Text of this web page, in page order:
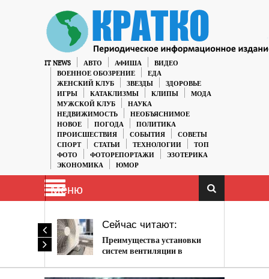
IT NEWS АВТО АФИША
ВИДЕО
ВОЕННОЕ ОБОЗРЕНИЕ
ЕДА
ЖЕНСКИЙ КЛУБ
ЗВЕЗДЫ
ЗДОРОВЬЕ
ИГРЫ
КАТАКЛИЗМЫ КЛИПЫ
МОДА
МУЖСКОЙ КЛУБ
НАУКА
НЕДВИЖИМОСТЬ
НЕОБЪЯСНИМОЕ
НОВОЕ
ПОГОДА
ПОЛИТИКА
ПРОИСШЕСТВИЯ
СОБЫТИЯ
СОВЕТЫ
СПОРТ
СТАТЬИ ТЕХНОЛОГИИ
ТОП
ФОТО
ФОТОРЕПОРТАЖИ
ЭЗОТЕРИКА
ЭКОНОМИКА
ЮМОР
Меню
Сейчас читают:
Преимущества установки
систем вентиляции в